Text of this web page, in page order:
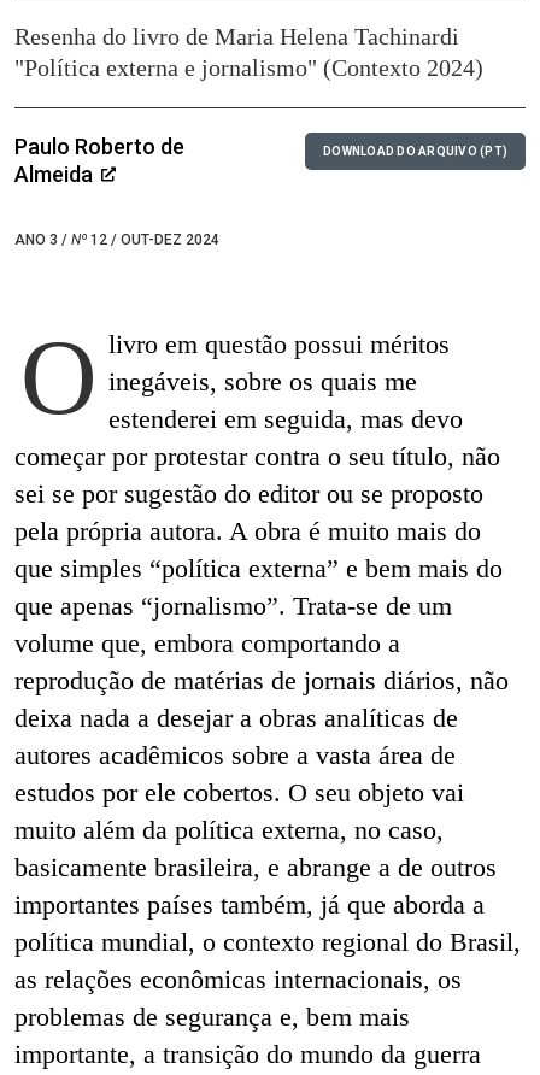
Resenha do livro de Maria Helena Tachinardi
"Política externa e jornalismo" (Contexto 2024)
Paulo Roberto de
Almeida
ANO 3 / Nº 12 / OUT-DEZ 2024
DOWNLOAD DO ARQUIVO (PT)
O livro em questão possui méritos
inegáveis, sobre os quais me
estenderei em seguida, mas devo
começar por protestar contra o seu título, não
sei se por sugestão do editor ou se proposto
pela própria autora. A obra é muito mais do
que simples “política externa” e bem mais do
que apenas “jornalismo”. Trata-se de um
volume que, embora comportando a
reprodução de matérias de jornais diários, não
deixa nada a desejar a obras analíticas de
autores acadêmicos sobre a vasta área de
estudos por ele cobertos. O seu objeto vai
muito além da política externa, no caso,
basicamente brasileira, e abrange a de outros
importantes países também, já que aborda a
política mundial, o contexto regional do Brasil,
as relações econômicas internacionais, os
problemas de segurança e, bem mais
importante, a transição do mundo da guerra